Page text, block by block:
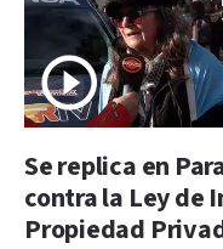
Se replica en
contra la Ley de
Propiedad